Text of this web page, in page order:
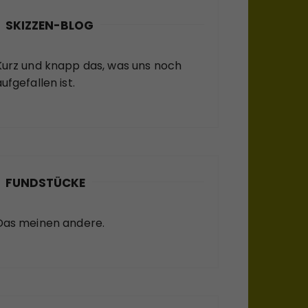
SKIZZEN-BLOG
und knapp das, was uns noch
ist.
FUNDSTÜCKE
meinen andere.